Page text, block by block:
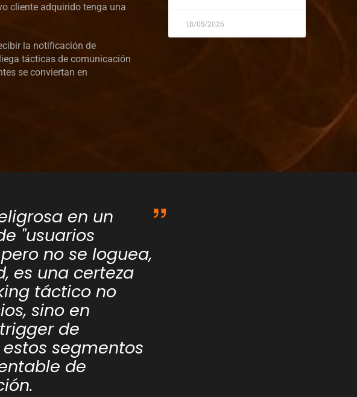
cliente adquirido tenga una
la notificación de
tácticas de comunicación
se conviertan en
18/05/2026
en un
"usuarios
no se loguea,
es una certeza
táctico no
sino en
de
segmentos
de